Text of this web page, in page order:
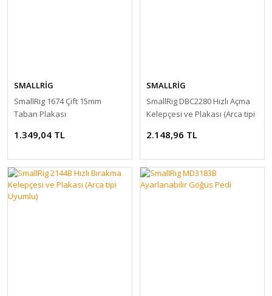
SMALLRİG
SmallRig 1674 Çift 15mm
Taban Plakası
1.349,04 TL
SMALLRİG
SmallRig DBC2280 Hızlı Açma
Kelepçesi ve Plakası (Arca tipi
2.148,96 TL